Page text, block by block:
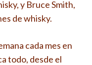
y Bruce Smith,
de whisky.
cada mes en
todo, desde el